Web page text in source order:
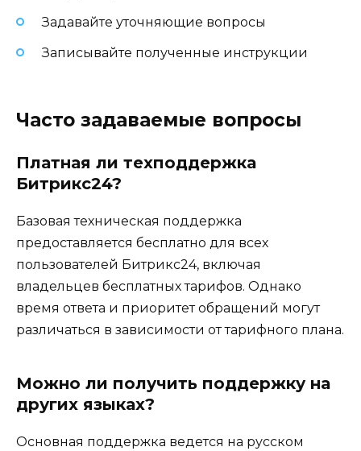
Задавайте уточняющие вопросы
Записывайте полученные инструкции
Часто задаваемые вопросы
Платная ли техподдержка
Битрикс24?
Базовая техническая поддержка
предоставляется бесплатно для всех
пользователей Битрикс24, включая
владельцев бесплатных тарифов. Однако
время ответа и приоритет обращений могут
различаться в зависимости от тарифного плана.
Можно ли получить поддержку на
других языках?
Основная поддержка ведется на русском